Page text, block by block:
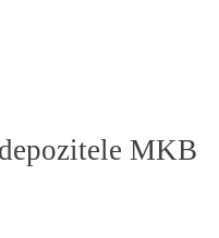
MKB